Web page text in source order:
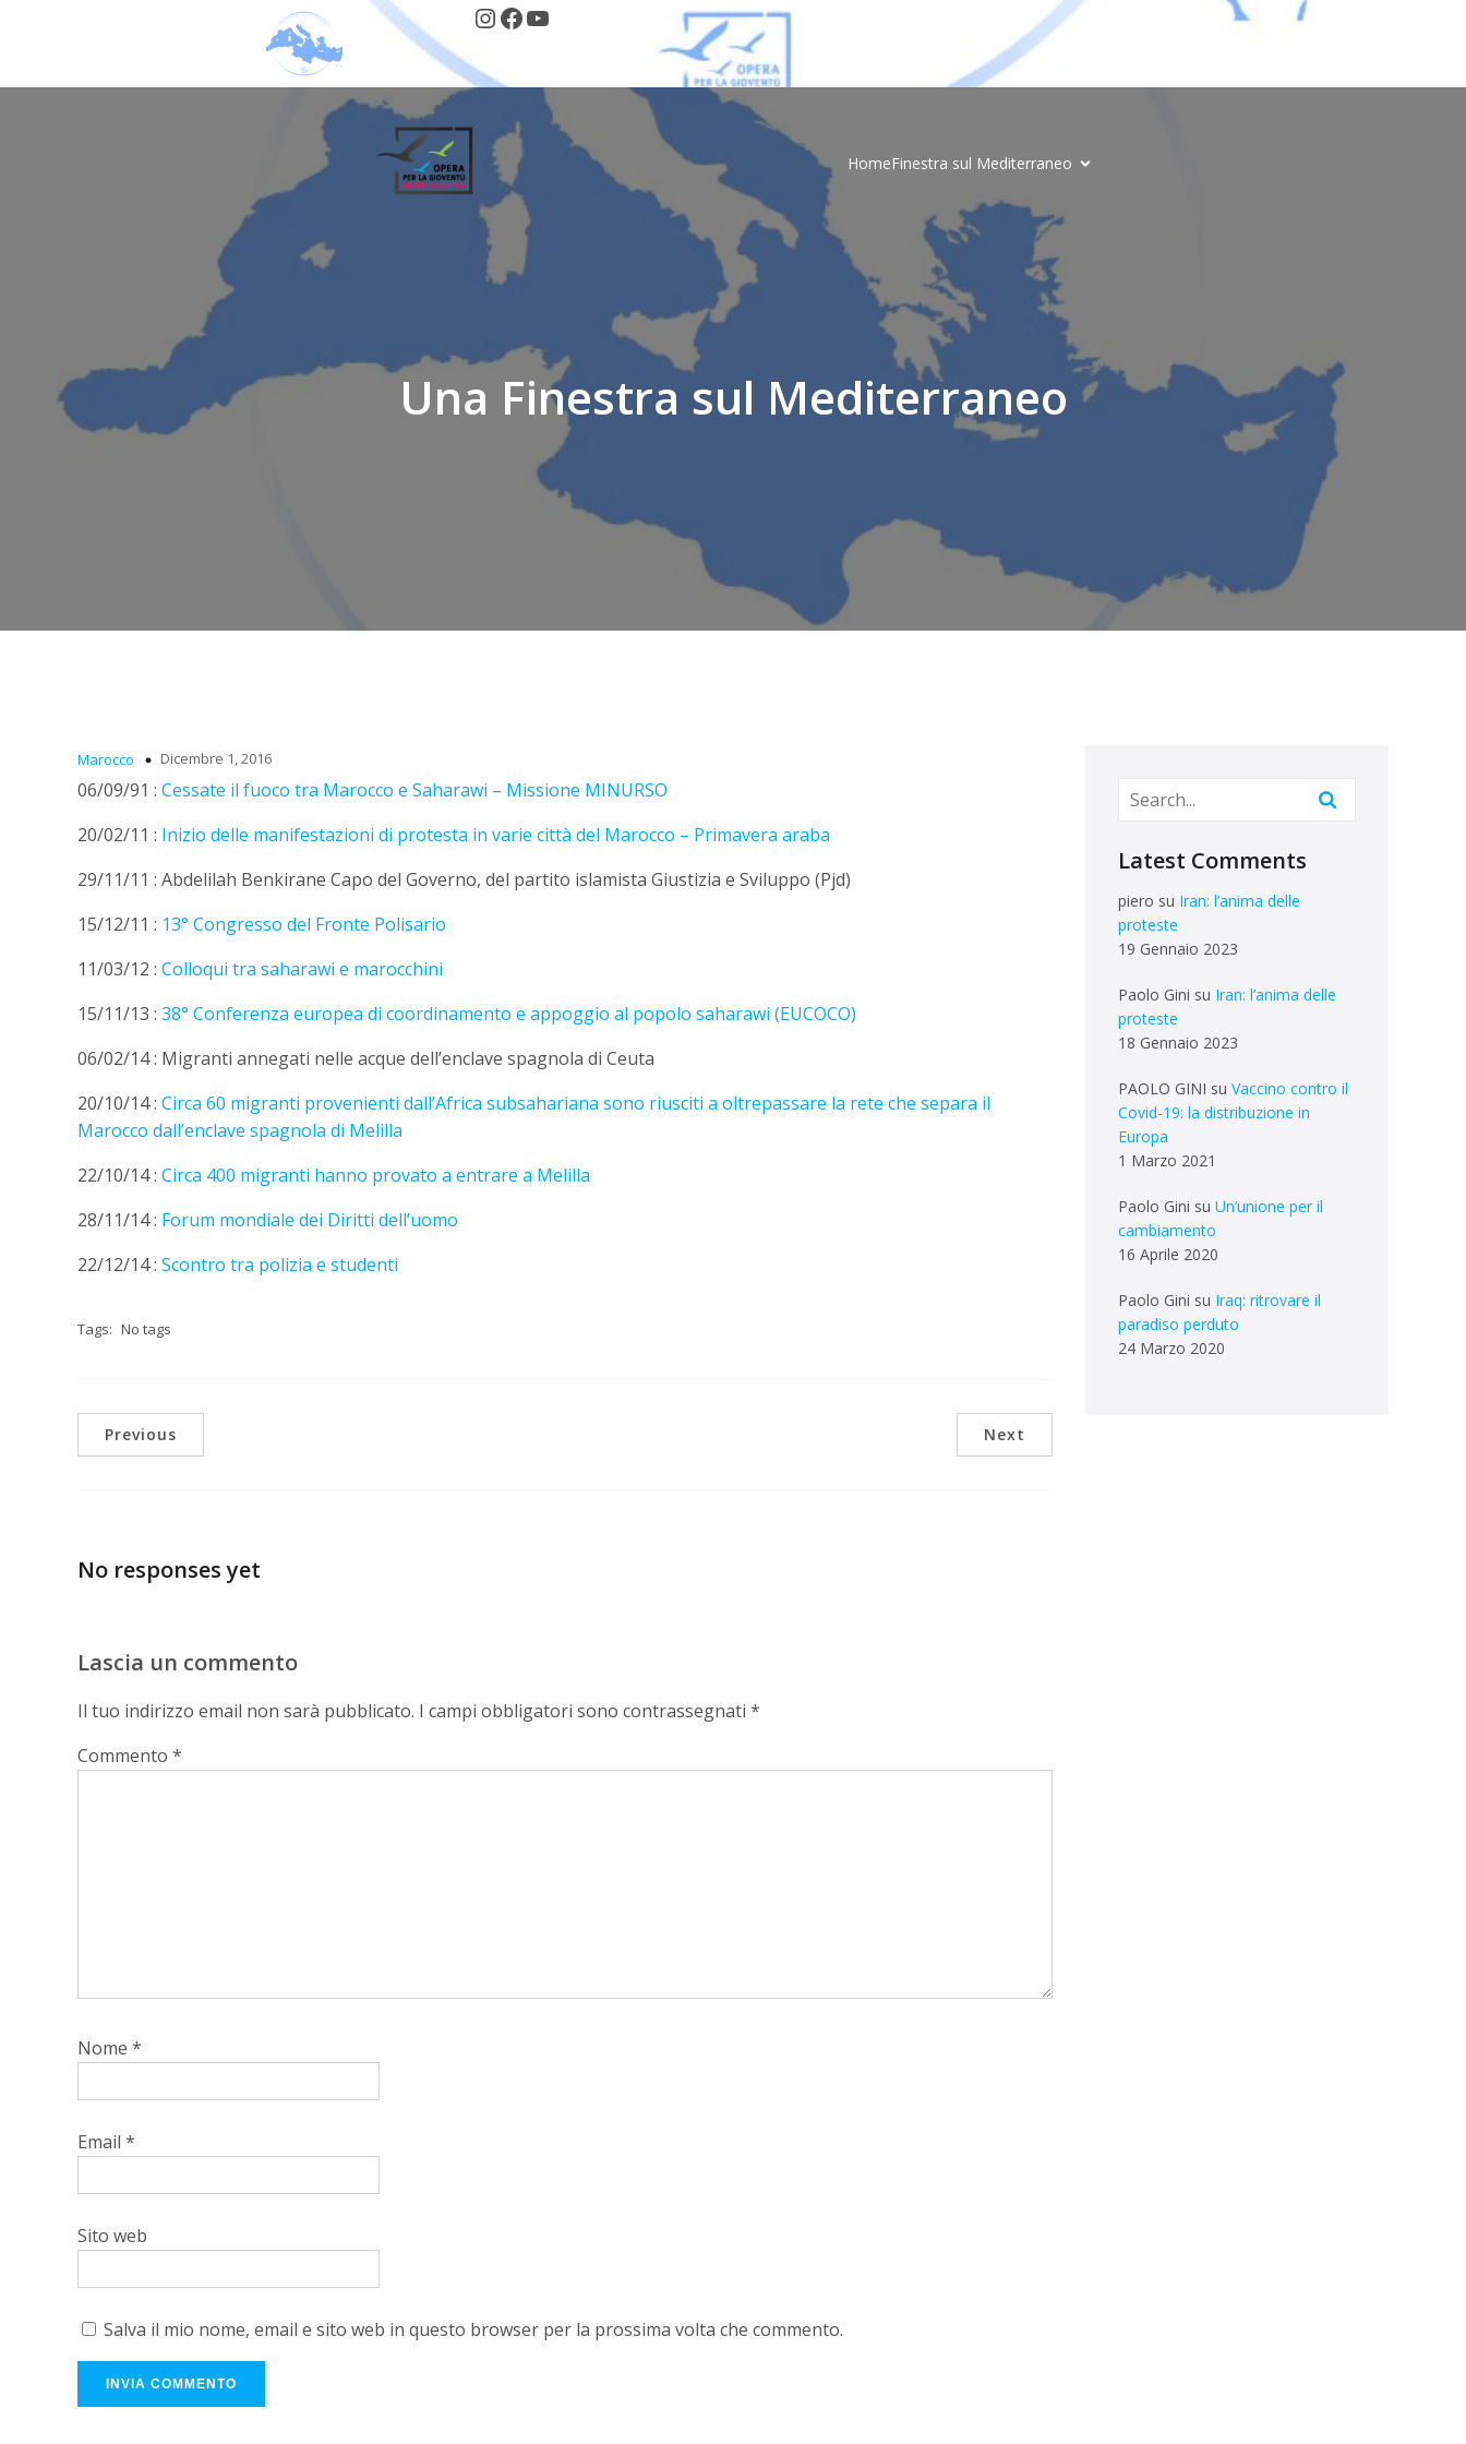
Instagram
Facebook
YouTube
HomeFinestra sul Mediterraneo
Una Finestra sul Mediterraneo
Marocco Dicembre 1, 2016
06/09/91 : Cessate il fuoco tra Marocco e Saharawi – Missione MINURSO
20/02/11 : Inizio delle manifestazioni di protesta in varie città del Marocco – Primavera araba
29/11/11 : Abdelilah Benkirane Capo del Governo, del partito islamista Giustizia e Sviluppo (Pjd)
15/12/11 : 13° Congresso del Fronte Polisario
11/03/12 : Colloqui tra saharawi e marocchini
15/11/13 : 38° Conferenza europea di coordinamento e appoggio al popolo saharawi (EUCOCO)
06/02/14 : Migranti annegati nelle acque dell’enclave spagnola di Ceuta
20/10/14 : Circa 60 migranti provenienti dall’Africa subsahariana sono riusciti a oltrepassare la rete che separa il
Marocco dall’enclave spagnola di Melilla
22/10/14 : Circa 400 migranti hanno provato a entrare a Melilla
28/11/14 : Forum mondiale dei Diritti dell’uomo
22/12/14 : Scontro tra polizia e studenti
Tags: No tags
Previous Next
No responses yet
Lascia un commento
Il tuo indirizzo email non sarà pubblicato. I campi obbligatori sono contrassegnati *
Commento *
Nome *
Email *
Sito web
Salva il mio nome, email e sito web in questo browser per la prossima volta che commento.
Latest Comments
piero su Iran: l’anima delle
proteste
19 Gennaio 2023
Paolo Gini su Iran: l’anima delle
proteste
18 Gennaio 2023
PAOLO GINI su Vaccino contro il
Covid-19: la distribuzione in
Europa
1 Marzo 2021
Paolo Gini su Un’unione per il
cambiamento
16 Aprile 2020
Paolo Gini su Iraq: ritrovare il
paradiso perduto
24 Marzo 2020